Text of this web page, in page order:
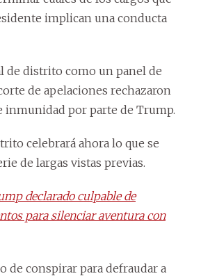
implican una conducta
de distrito como un panel de
de apelaciones rechazaron
inmunidad por parte de Trump.
celebrará ahora lo que se
de largas vistas previas.
declarado culpable de
para silenciar aventura con
de conspirar para defraudar a